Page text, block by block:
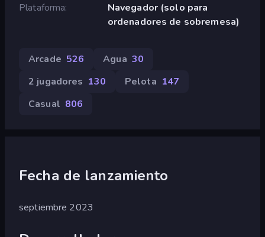
Plataforma
Navegador (solo para
ordenadores de sobremesa)
Arcade 526 Agua 30
2 jugadores 130 Pelota 147
Casual 806
Fecha de lanzamiento
septiembre 2023